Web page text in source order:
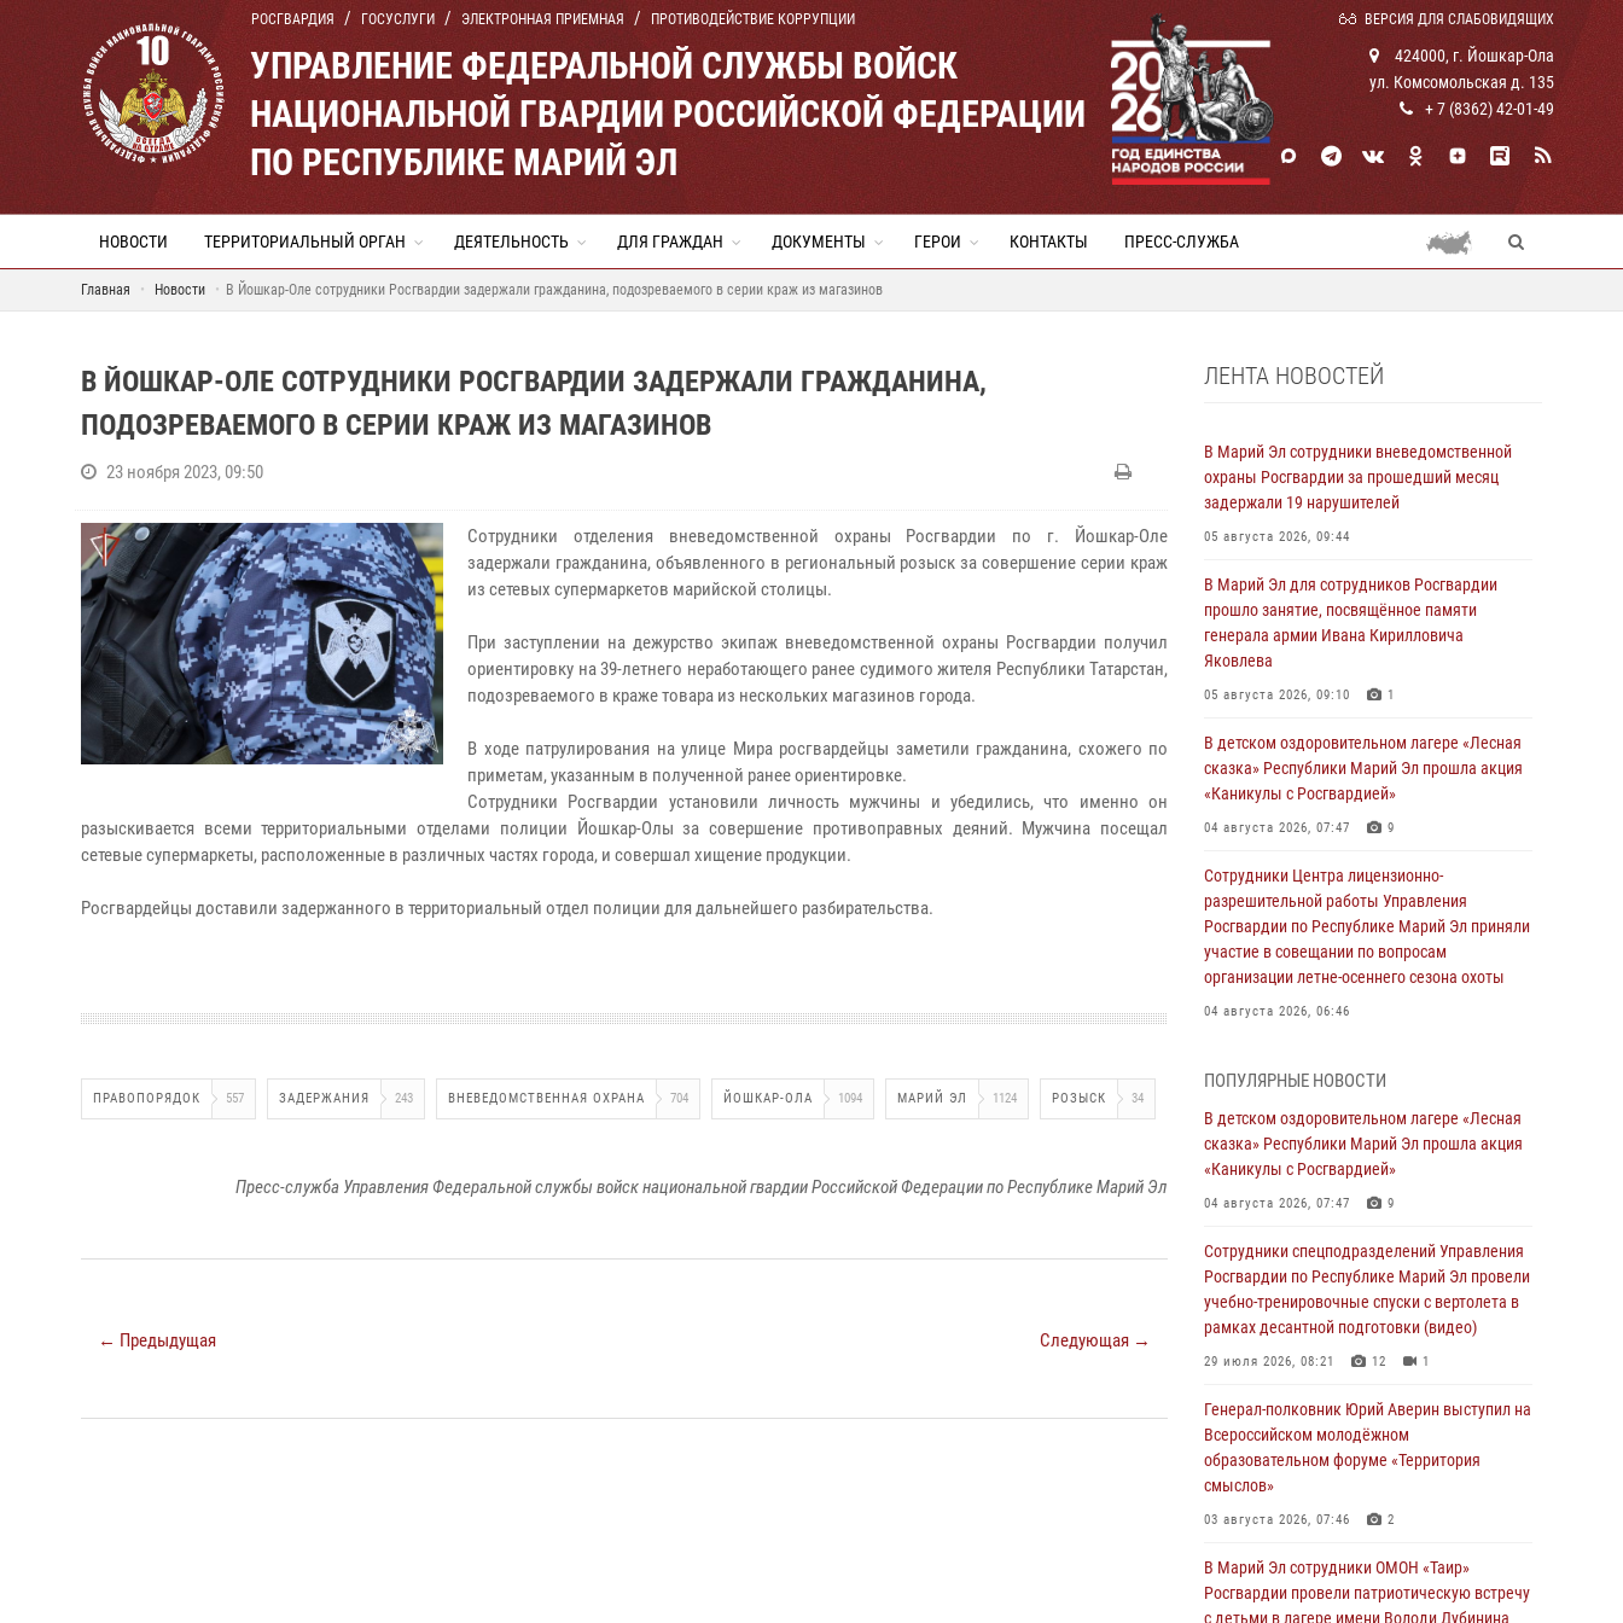
РОСГВАРДИЯ ГОСУСЛУГИ ЭЛЕКТРОННАЯ ПРИЕМНАЯ ПРОТИВОДЕЙСТВИЕ КОРРУПЦИИ ВЕРСИЯ ДЛЯ СЛАБОВИДЯЩИХ
УПРАВЛЕНИЕ ФЕДЕРАЛЬНОЙ СЛУЖБЫ ВОЙСК
НАЦИОНАЛЬНОЙ ГВАРДИИ РОССИЙСКОЙ ФЕДЕРАЦИИ
ПО РЕСПУБЛИКЕ МАРИЙ ЭЛ
424000, г. Йошкар-Ола
ул. Комсомольская д. 135
+ 7 (8362) 42-01-49
НОВОСТИ ТЕРРИТОРИАЛЬНЫЙ ОРГАН ДЕЯТЕЛЬНОСТЬ ДЛЯ ГРАЖДАН ДОКУМЕНТЫ ГЕРОИ КОНТАКТЫ ПРЕСС-СЛУЖБА
Главная Новости В Йошкар-Оле сотрудники Росгвардии задержали гражданина, подозреваемого в серии краж из магазинов
В ЙОШКАР-ОЛЕ СОТРУДНИКИ РОСГВАРДИИ ЗАДЕРЖАЛИ ГРАЖДАНИНА,
ПОДОЗРЕВАЕМОГО В СЕРИИ КРАЖ ИЗ МАГАЗИНОВ
23 ноября 2023, 09:50
Сотрудники отделения вневедомственной охраны Росгвардии по г. Йошкар-Оле
задержали гражданина, объявленного в региональный розыск за совершение серии краж
из сетевых супермаркетов марийской столицы.
При заступлении на дежурство экипаж вневедомственной охраны Росгвардии получил
ориентировку на 39-летнего неработающего ранее судимого жителя Республики Татарстан,
подозреваемого в краже товара из нескольких магазинов города.
В ходе патрулирования на улице Мира росгвардейцы заметили гражданина, схожего по
приметам, указанным в полученной ранее ориентировке.
Сотрудники Росгвардии установили личность мужчины и убедились, что именно он
разыскивается всеми территориальными отделами полиции Йошкар-Олы за совершение противоправных деяний. Мужчина посещал
сетевые супермаркеты, расположенные в различных частях города, и совершал хищение продукции.
Росгвардейцы доставили задержанного в территориальный отдел полиции для дальнейшего разбирательства.
ПРАВОПОРЯДОК 557 ЗАДЕРЖАНИЯ 243 ВНЕВЕДОМСТВЕННАЯ ОХРАНА 704 ЙОШКАР-ОЛА 1094 МАРИЙ ЭЛ 1124 РОЗЫСК 34
Пресс-служба Управления Федеральной службы войск национальной гвардии Российской Федерации по Республике Марий Эл
← Предыдущая Следующая →
ЛЕНТА НОВОСТЕЙ
В Марий Эл сотрудники вневедомственной
охраны Росгвардии за прошедший месяц
задержали 19 нарушителей
05 августа 2026, 09:44
В Марий Эл для сотрудников Росгвардии
прошло занятие, посвящённое памяти
генерала армии Ивана Кирилловича
Яковлева
05 августа 2026, 09:10 1
В детском оздоровительном лагере «Лесная
сказка» Республики Марий Эл прошла акция
«Каникулы с Росгвардией»
04 августа 2026, 07:47 9
Сотрудники Центра лицензионно-
разрешительной работы Управления
Росгвардии по Республике Марий Эл приняли
участие в совещании по вопросам
организации летне-осеннего сезона охоты
04 августа 2026, 06:46
провели занятие по антикоррупционной
тематике
04 августа 2026, 06:06 2
Генерал-полковник Юрий Аверин выступил на
образовательном форуме «Территория
смыслов»
03 августа 2026, 07:46 2
Росгвардейцы в Марий Эл обеспечили
и проведения матчевого турнира на Кубок
Раимкуля Малахбекова
03 августа 2026, 06:52 7
Центральная войсковая комендатура
августа
02 августа 2026, 11:44
ПОПУЛЯРНЫЕ НОВОСТИ
В детском оздоровительном лагере «Лесная
сказка» Республики Марий Эл прошла акция
«Каникулы с Росгвардией»
04 августа 2026, 07:47 9
Сотрудники спецподразделений Управления
Росгвардии по Республике Марий Эл провели
учебно-тренировочные спуски с вертолета в
рамках десантной подготовки (видео)
29 июля 2026, 08:21 12 1
Генерал-полковник Юрий Аверин выступил на
Всероссийском молодёжном
образовательном форуме «Территория
смыслов»
03 августа 2026, 07:46 2
В Марий Эл сотрудники ОМОН «Таир»
Росгвардии провели патриотическую встречу
с детьми в лагере имени Володи Дубинина